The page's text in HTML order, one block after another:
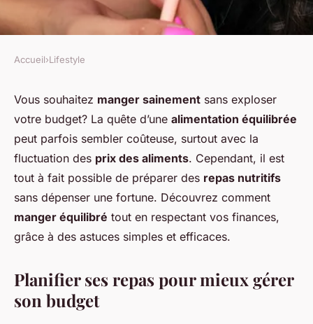
LIFESTYLE
Comment préparer des repas
équilibrés avec un budget
serré?
Lyna •1 septembre 2024• 5 min de lecture
Accueil›Lifestyle
Vous souhaitez manger sainement sans exploser
votre budget? La quête d’une alimentation équilibrée
peut parfois sembler coûteuse, surtout avec la
fluctuation des prix des aliments. Cependant, il est
tout à fait possible de préparer des repas nutritifs
sans dépenser une fortune. Découvrez comment
manger équilibré tout en respectant vos finances,
grâce à des astuces simples et efficaces.
Planifier ses repas pour mieux gérer
son budget